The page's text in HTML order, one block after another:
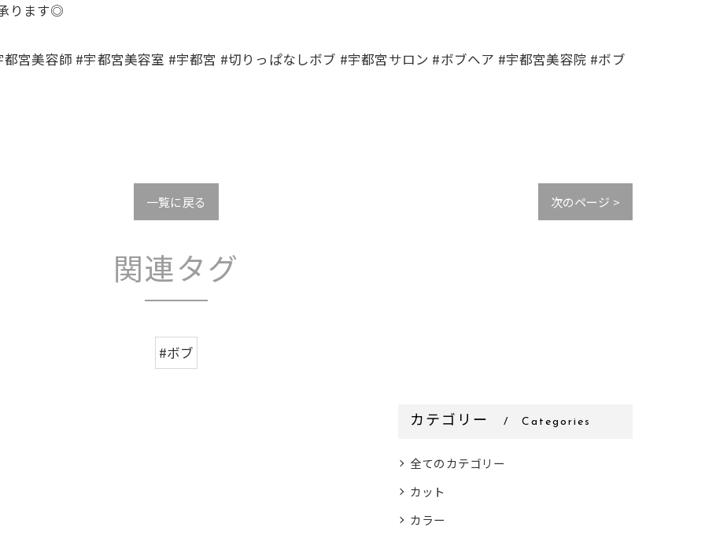
ります◎
宮美容師 #宇都宮美容室 #宇都宮 #切りっぱなしボブ #宇都宮サロン #ボブヘア #宇都宮美容院 #ボブ
一覧に戻る 次のページ >
関連タグ
#ボブ
カテゴリー Categories
全てのカテゴリー
カット
カラー